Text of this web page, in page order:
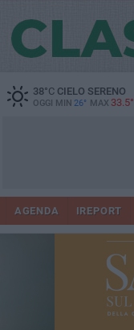
38°CCIELO SERENO
OGGI MIN 26° MAX 33.5°
AGENDA IREPORT